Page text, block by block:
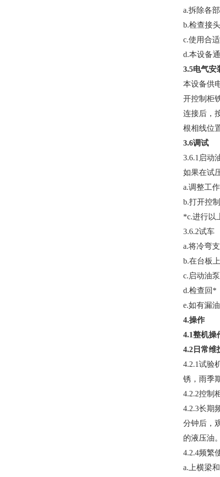
a.拆除各
b.检查接
c.使用合
d.本设备
3.5电气安
本设备供
开控制柜
连接后，
根相线位
3.6调试
3.6.1启动
如果在试
a.调整工
b.打开控
*c.进行以
3.6.2试车
a.将冷弯
b.在台板
c.启动油
d.检查回*
e.如有漏
4.操作
4.1整机操
4.2日常维
4.2.1试验
锈，雨季
4.2.2控制
4.2.3长期
分钟后，
的液压油
4.2.4频繁
a.上横梁